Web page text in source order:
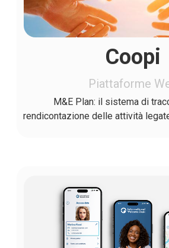
Coopi
Piattaforme
M&E Plan: il sistema di
rendicontazione delle attività